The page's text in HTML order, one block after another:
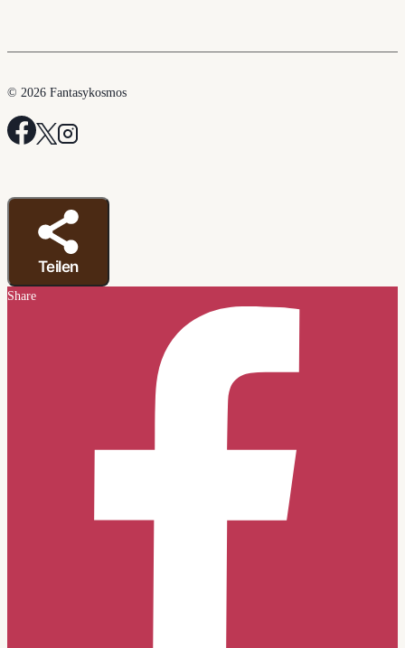
© 2026 Fantasykosmos
Teilen
Share